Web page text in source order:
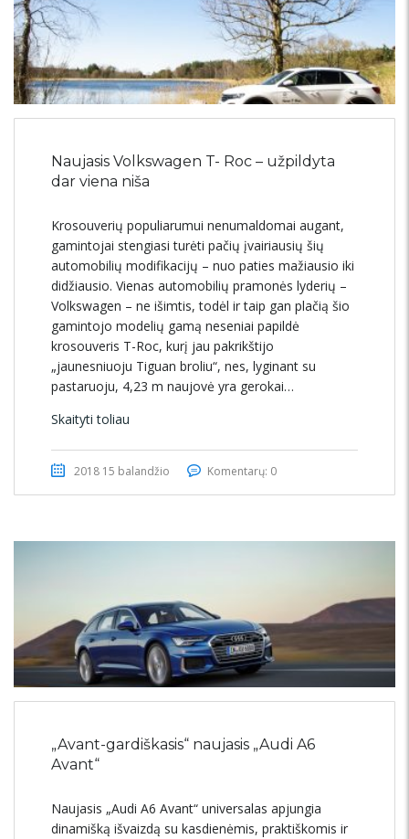
Naujasis Volkswagen T- Roc – užpildyta
dar viena niša
Krosouverių populiarumui nenumaldomai augant,
gamintojai stengiasi turėti pačių įvairiausių šių
automobilių modifikacijų – nuo paties mažiausio iki
didžiausio. Vienas automobilių pramonės lyderių –
Volkswagen – ne išimtis, todėl ir taip gan plačią šio
gamintojo modelių gamą neseniai papildė
krosouveris T-Roc, kurį jau pakrikštijo
„jaunesniuoju Tiguan broliu“, nes, lyginant su
pastaruoju, 4,23 m naujovė yra gerokai…
Skaityti toliau
2018 15 balandžio Komentarų: 0
„Avant-gardiškasis“ naujasis „Audi A6
Avant“
Naujasis „Audi A6 Avant“ universalas apjungia
dinamišką išvaizdą su kasdienėmis, praktiškomis ir